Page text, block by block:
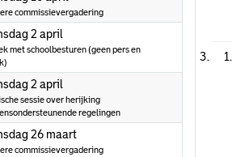
commissievergadering
2 april
met schoolbesturen (geen pers en
2 april
sessie over herijking
regelingen
26 maart2025
commissievergadering